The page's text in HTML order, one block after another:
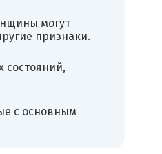
могут
признаки.
состояний,
с основным